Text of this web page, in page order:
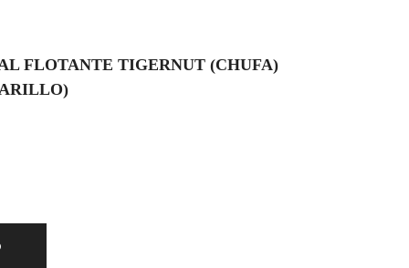
FLOTANTE TIGERNUT (CHUFA)